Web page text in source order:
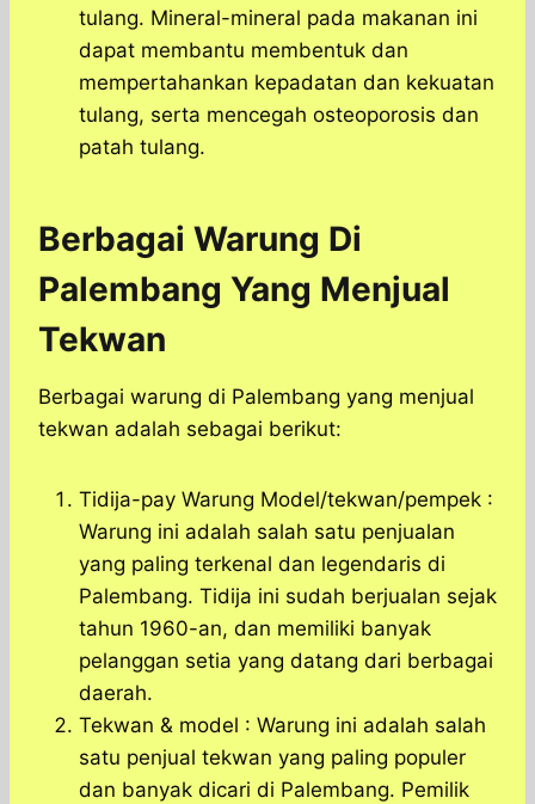
tulang. Mineral-mineral pada makanan ini
dapat membantu membentuk dan
mempertahankan kepadatan dan kekuatan
tulang, serta mencegah osteoporosis dan
patah tulang.
Berbagai Warung Di
Palembang Yang Menjual
Tekwan
Berbagai warung di Palembang yang menjual
tekwan adalah sebagai berikut:
Tidija-pay Warung Model/tekwan/pempek :
Warung ini adalah salah satu penjualan
yang paling terkenal dan legendaris di
Palembang. Tidija ini sudah berjualan sejak
tahun 1960-an, dan memiliki banyak
pelanggan setia yang datang dari berbagai
daerah.
Tekwan & model : Warung ini adalah salah
satu penjual tekwan yang paling populer
dan banyak dicari di Palembang. Pemilik